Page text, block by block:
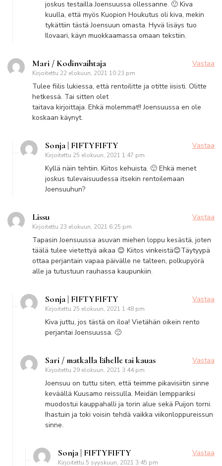
joskus testailla Joensuussa ollessanne. 🙂 Kiva
kuulla, että myös Kuopion Houkutus oli kiva, mekin
tykättiin tästä Joensuun omasta. Hyvä lisäys tuo
Ilovaari, käyn muokkaamassa omaan tekstiin.
Mari / Kodinvaihtaja
Kirjoitettu 22 elokuun, 2021 10:23 pm
Vastaa
Tulee fiilis lukiessa, että rentoilitte ja otitte iisisti. Olitte
hetkessä. Tai sitten olet
taitava kirjoittaja. Ehkä molemmat!! Joensuussa en ole
koskaan käynyt.
Sonja | FIFTYFIFTY
Kirjoitettu 25 elokuun, 2021 1:47 pm
Vastaa
Kyllä näin tehtiin. Kiitos kehuista. 🙂 Ehkä menet
joskus tulevaisuudessa itsekin rentoilemaan
Joensuuhun?
Lissu
Kirjoitettu 23 elokuun, 2021 6:25 pm
Vastaa
Tapasin Joensuussa asuvan miehen loppu kesästä, joten
täälä tulee vietettyä aikaa 😊 Kiitos vinkeistä😊Täytyypä
ottaa perjantain vapaa päivälle ne talteen, polkupyörä
alle ja tutustuun rauhassa kaupunkiin.
Sonja | FIFTYFIFTY
Kirjoitettu 25 elokuun, 2021 1:48 pm
Vastaa
Kiva juttu, jos tästä on iloa! Vietähän oikein rento
perjantai Joensuussa. 🙂
Sari / matkalla lähelle tai kauas
Kirjoitettu 29 elokuun, 2021 3:44 pm
Vastaa
Joensuu on tuttu siten, että teimme pikavisiitin sinne
keväällä Kuusamo reissulla. Meidän lemppariksi
muodostui kauppahalli ja torin alue sekä Puijon torni.
Ihastuin ja toki voisin tehdä vaikka viikonloppureissun
sinne.
Sonja | FIFTYFIFTY
Kirjoitettu 5 syyskuun, 2021 3:45 pm
Vastaa